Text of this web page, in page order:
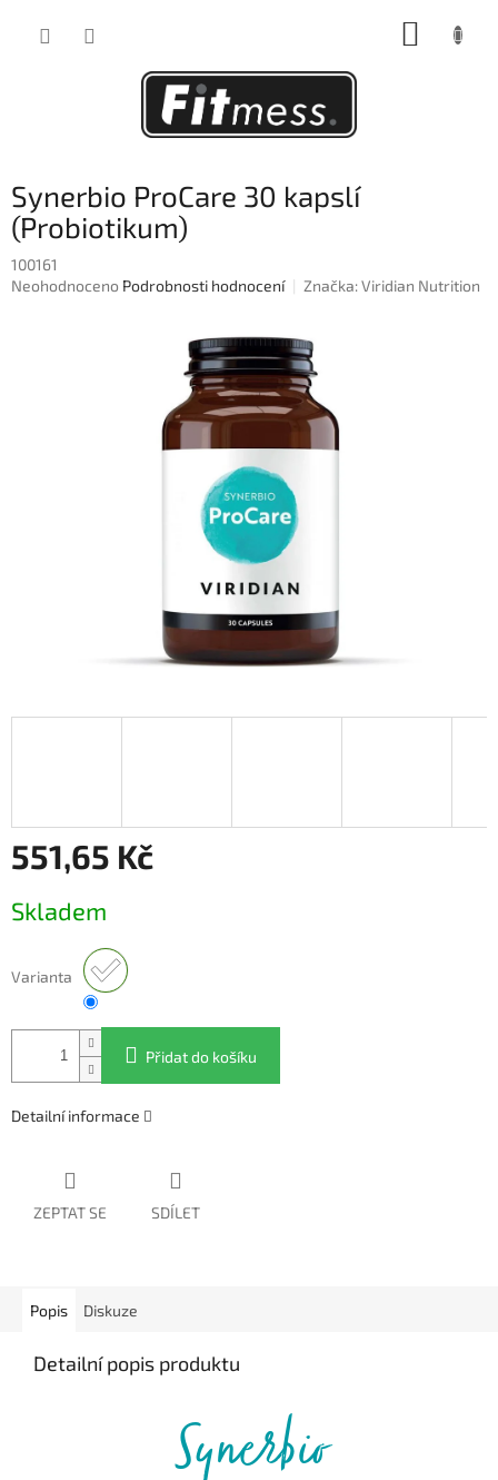
Synerbio ProCare 30 kapslí
(Probiotikum)
100161
Průměrné
Neohodnoceno Podrobnosti hodnocení Značka:Viridian Nutrition
551,65 Kč
cena:
Skladem
Varianta
Přidat do košíku
Detailní informace
ZEPTAT SE SDÍLET
Popis Diskuze
Detailní popis produktu
Synerbio